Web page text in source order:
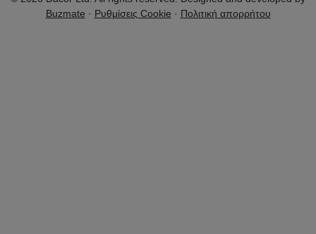
Buzmate · Ρυθμίσεις Cookie · Πολιτική απορρήτου